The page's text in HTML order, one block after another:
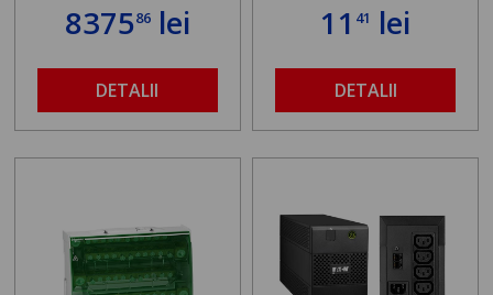
837586lei
DETALII
11 41 lei
DETALII